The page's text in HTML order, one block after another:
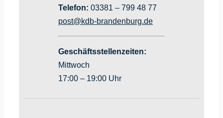
Telefon: 03381 – 799 48 77
post@kdb-brandenburg.de
Geschäftsstellenzeiten:
Mittwoch
17:00 – 19:00 Uhr